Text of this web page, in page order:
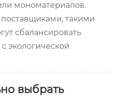
мономатериалов.
такими
сбалансировать
экологической
выбрать